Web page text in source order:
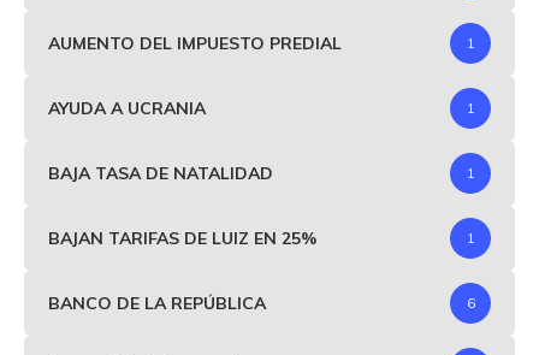
AUMENTO DEL IMPUESTO PREDIAL 1
AYUDA A UCRANIA 1
BAJA TASA DE NATALIDAD 1
BAJAN TARIFAS DE LUIZ EN 25% 1
BANCO DE LA REPÚBLICA 6